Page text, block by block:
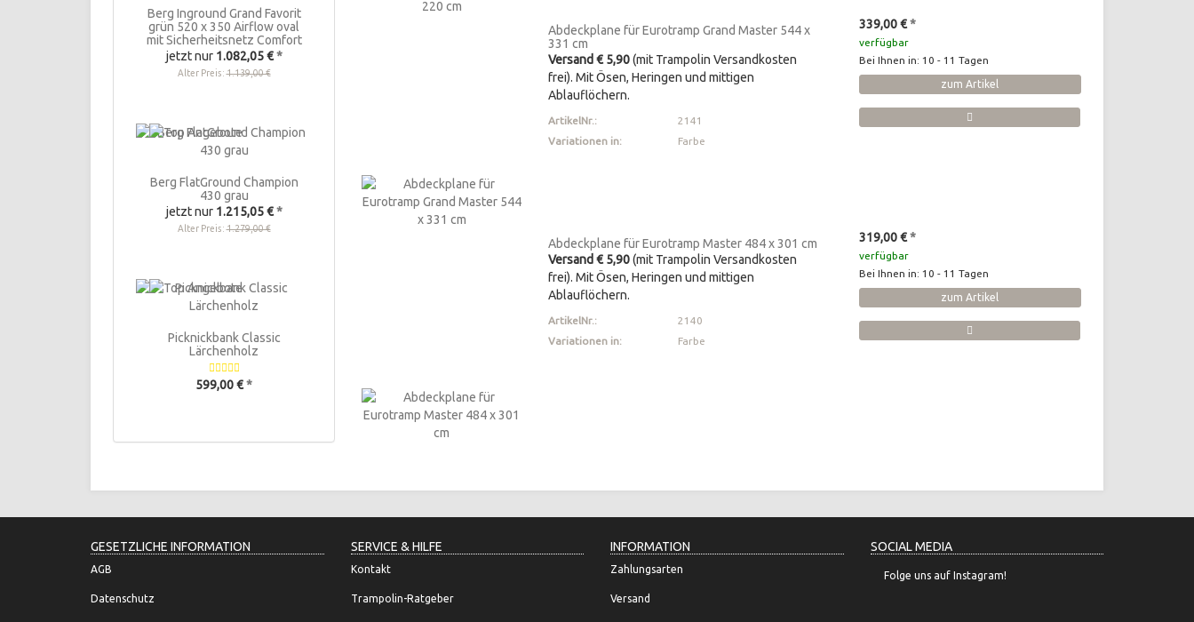
Abdeckplane für Eurotramp Grand Master 544 x
331 cm
Versand € 5,90(mit Trampolin Versandkosten
frei). Mit Ösen, Heringen und mittigen
Ablauflöchern.
ArtikelNr.:
2141
Variationen in:
Farbe
339,00 €*
verfügbar
Bei Ihnen in: 10 - 11 Tagen
zum Artikel
Abdeckplane für Eurotramp Master 484 x 301 cm
Versand € 5,90(mit Trampolin Versandkosten
frei). Mit Ösen, Heringen und mittigen
Ablauflöchern.
ArtikelNr.:
2140
Variationen in:
Farbe
319,00 €*
verfügbar
Bei Ihnen in: 10 - 11 Tagen
zum Artikel
Berg Inground Grand Favorit
grün 520 x 350 Airflow oval
mit Sicherheitsnetz Comfort
jetzt nur 1.082,05 € *
Alter Preis:1.139,00 €
Berg FlatGround Champion
430 grau
jetzt nur 1.215,05 € *
Alter Preis:1.279,00 €
Picknickbank Classic
Lärchenholz
599,00 €*
GESETZLICHE INFORMATION
AGB
Datenschutz
SERVICE & HILFE
Kontakt
Trampolin-Ratgeber
INFORMATION
Zahlungsarten
Versand
SOCIAL MEDIA
Folge uns auf Instagram!